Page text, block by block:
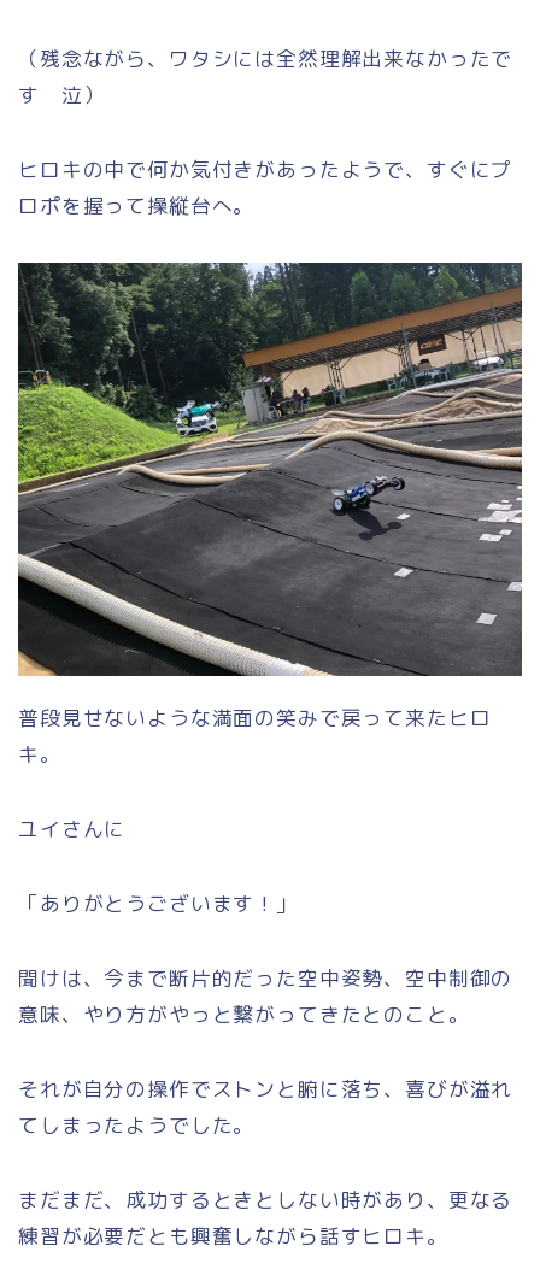
（残念ながら、ワタシには全然理解出来なかったで
す 泣）
ヒロキの中で何か気付きがあったようで、すぐにプ
ロポを握って操縦台へ。
普段見せないような満面の笑みで戻って来たヒロ
キ。
ユイさんに
「ありがとうございます！」
聞けは、今まで断片的だった空中姿勢、空中制御の
意味、やり方がやっと繋がってきたとのこと。
それが自分の操作でストンと腑に落ち、喜びが溢れ
てしまったようでした。
まだまだ、成功するときとしない時があり、更なる
練習が必要だとも興奮しながら話すヒロキ。